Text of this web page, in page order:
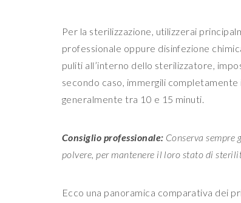
Per la sterilizzazione, utilizzerai
professionale oppure disinfezione
puliti all’interno dello sterilizzatore,
secondo caso, immergili
generalmente tra 10 e 15 minuti.
Consiglio professionale: Conserva
polvere, per mantenere il loro stato di
Ecco una panoramica comparativa dei